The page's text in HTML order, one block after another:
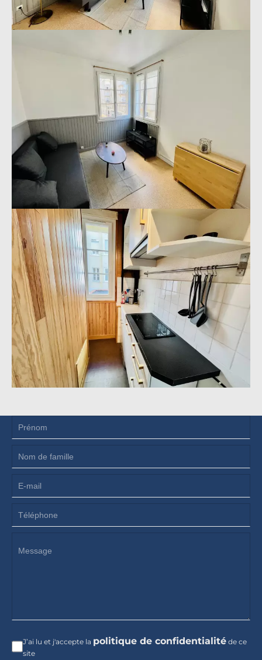
J’ai lu et j'accepte la politique de confidentialité de ce
site